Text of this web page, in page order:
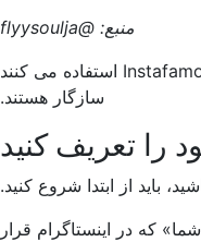
منبع: @flyysoulja
مراحل زیر نیازمند زمان و تلاش است. اما آنها با عاداتی که ما می بینیم اینفلوئنسرها و افراد Instafamous استفاده می کنند
سازگار هستند.
باید از ابتدا شروع کنید.
که در اینستاگرام قرار